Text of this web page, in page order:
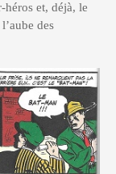
héros et, déjà, le
des